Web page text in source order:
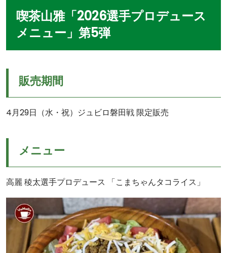
喫茶山雅「2026選手プロデュース
メニュー」第5弾
販売期間
4月29日（水・祝）ジュビロ磐田戦 限定販売
メニュー
高麗 稜太選手プロデュース 「こまちゃんタコライス」